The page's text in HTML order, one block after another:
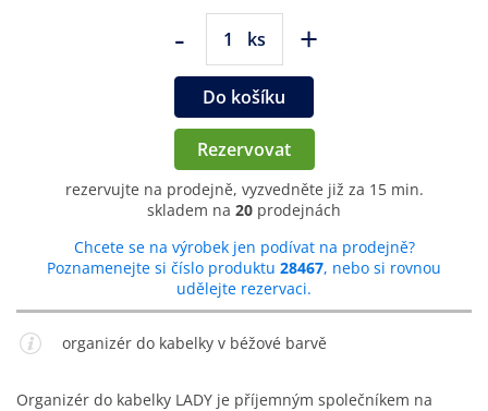
- ks +
Do košíku
Rezervovat
rezervujte na prodejně, vyzvedněte již za 15 min.
skladem na 20 prodejnách
Chcete se na výrobek jen podívat na prodejně?
Poznamenejte si číslo produktu 28467, nebo si rovnou
udělejte rezervaci.
organizér do kabelky v béžové barvě
Organizér do kabelky LADY je příjemným společníkem na